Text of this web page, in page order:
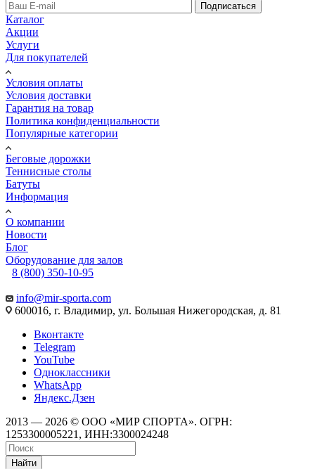
Подписаться
Каталог
Акции
Услуги
Для покупателей
Условия оплаты
Условия доставки
Гарантия на товар
Политика конфиденциальности
Популярные категории
Беговые дорожки
Теннисные столы
Батуты
Информация
О компании
Новости
Блог
Оборудование для залов
8 (800) 350-10-95
info@mir-sporta.com
600016, г. Владимир, ул. Большая Нижегородская, д. 81
Вконтакте
Telegram
YouTube
Одноклассники
WhatsApp
Яндекс.Дзен
2013 — 2026 © ООО «МИР СПОРТА». ОГРН:
1253300005221, ИНН:3300024248
Найти